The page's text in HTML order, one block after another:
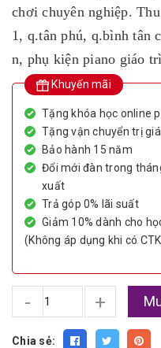
chơi chuyên nghiệp.
1, q.tân phú, q.bình tân
n, phụ kiện piano giáo
Khuyến mãi
Tặng khóa học online
Tặng vận chuyển trị
Bảo hành 15 năm
Đổi mới đàn trong
xuất
Trả góp 0% lãi suất
Giảm 10% dành cho
(Không áp dụng khi có
- +
Chia sẻ: